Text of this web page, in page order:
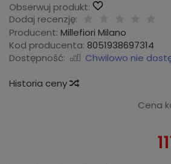
Obserwuj produkt:
Dodaj recenzję:
Producent: Millefiori Milano
Kod producenta: 8051938697314
Dostępność:
Chwilowo nie
Historia ceny
Cena